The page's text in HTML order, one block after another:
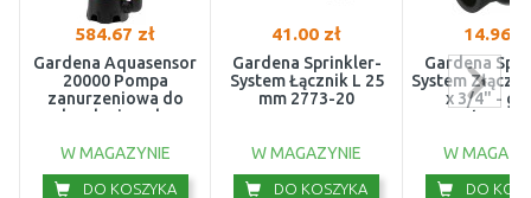
584.67 zł
Gardena Aquasensor
20000 Pompa
zanurzeniowa do
brudnej wody
9044-20
W MAGAZYNIE
DO KOSZYKA
41.00 zł
Gardena Sprinkler-
System Łącznik L 25
mm 2773-20
W MAGAZYNIE
DO KOSZYKA
14.96
Gardena
System
x 3/4" -
wewnętrzny
W
DO